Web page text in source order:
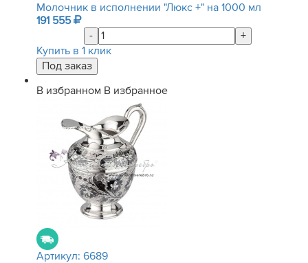
Молочник в исполнении "Люкс +" на 1000 мл
191 555
-
+
Купить в 1 клик
В избранном В избранное
Артикул: 6689